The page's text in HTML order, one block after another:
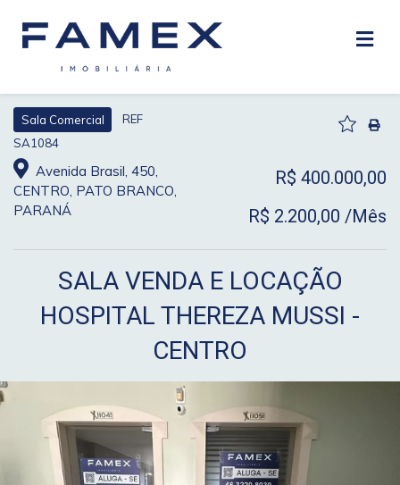
Sala Comercial
REF
SA1084
Avenida Brasil, 450,
CENTRO, PATO BRANCO,
PARANÁ
R$ 400.000,00
R$ 2.200,00 /Mês
SALA VENDA E LOCAÇÃO
HOSPITAL THEREZA MUSSI -
CENTRO